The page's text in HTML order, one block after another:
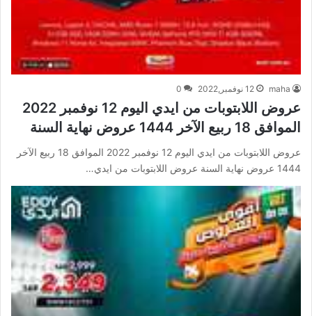
maha 12 نوفمبر,2022 0
عروض اللابتوبات من ايدي اليوم 12 نوفمبر 2022
الموافق 18 ربيع الآخر 1444 عروض نهاية السنة
عروض اللابتوبات من ايدي اليوم 12 نوفمبر 2022 الموافق 18 ربيع الآخر
1444 عروض نهاية السنة عروض اللابتوبات من ايدي…